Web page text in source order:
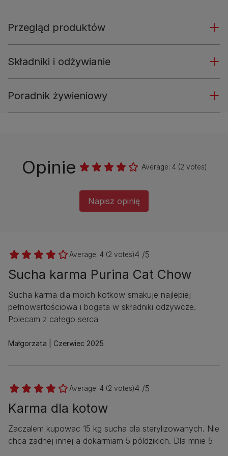
Przegląd produktów
Składniki i odżywianie
Poradnik żywieniowy
Opinie Average: 4 (2 votes)
Napisz opinię
Average: 4 (2 votes)4 /5
Sucha karma Purina Cat Chow
Sucha karma dla moich kotkow smakuje najlepiej
pełnowartościowa i bogata w składniki odżywcze.
Polecam z całego serca
Małgorzata Czerwiec 2025
Average: 4 (2 votes)4 /5
Karma dla kotow
Zaczalem kupowac 15 kg sucha dla sterylizowanych. Nie
chca zadnej innej a dokarmiam 5 póldzikich. Dla mnie 5